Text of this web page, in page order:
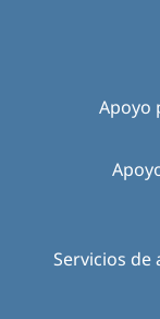
Apoyo
Servicios